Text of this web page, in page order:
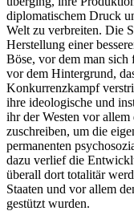
diplomatischem Druck
Welt zu verbreiten. Die
Herstellung einer
Böse, vor dem man sich
vor dem Hintergrund,
Konkurrenzkampf
ihre ideologische und
ihr der Westen vor allem
zuschreiben, um die
permanenten
dazu verlief die
überall dort totalitär
Staaten und vor allem
gestützt wurden.